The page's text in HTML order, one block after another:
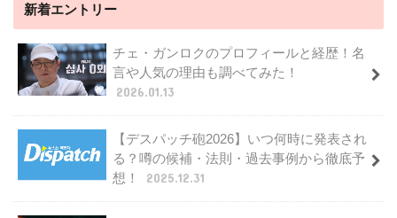
新着エントリー
チェ・ガンロクのプロフィールと経歴！名
言や人気の理由も調べてみた！
2026.01.13
【デスパッチ砲2026】いつ何時に発表され
る？噂の候補・法則・過去事例から徹底予
想！
2025.12.31